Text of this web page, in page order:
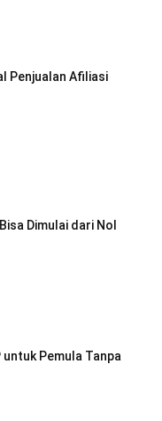
Penjualan Afiliasi
Dimulai dari Nol
untuk Pemula Tanpa